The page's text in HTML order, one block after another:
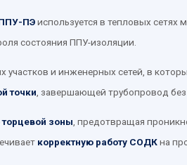
ППУ-ПЭиспользуется в тепловых сетях
состояния ППУ-изоляции.
участков и инженерных сетей, в
точки , завершающей трубопровод
зоны , предотвращая
корректную работу СОДКна